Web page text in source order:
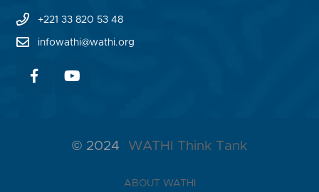
+221 33 820 53 48
infowathi@wathi.org
© 2024 WATHI Think Tank
ABOUT WATHI